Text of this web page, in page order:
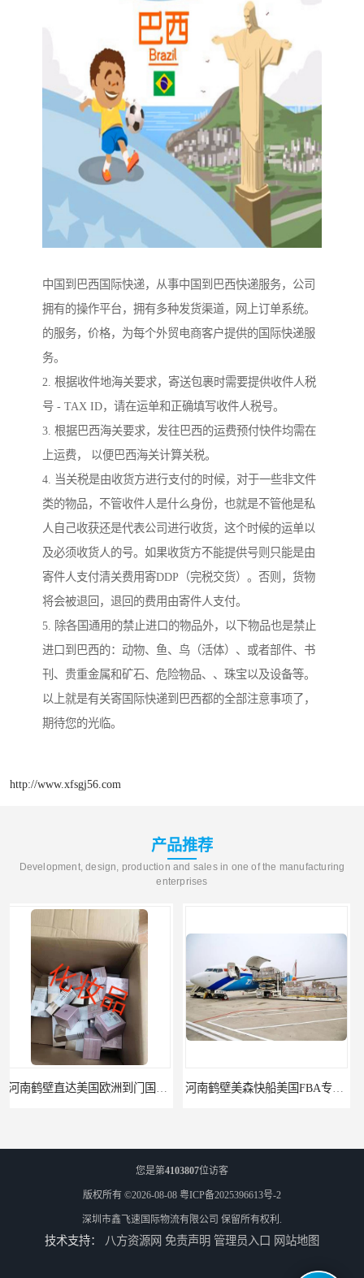
中国到巴西国际快递，从事中国到巴西快递服务，公司
拥有的操作平台，拥有多种发货渠道，网上订单系统。
的服务，价格，为每个外贸电商客户提供的国际快递服
务。
2. 根据收件地海关要求，寄送包裹时需要提供收件人税
号 - TAX ID，请在运单和正确填写收件人税号。
3. 根据巴西海关要求，发往巴西的运费预付快件均需在
上运费， 以便巴西海关计算关税。
4. 当关税是由收货方进行支付的时候，对于一些非文件
类的物品，不管收件人是什么身份，也就是不管他是私
人自己收获还是代表公司进行收货，这个时候的运单以
及必须收货人的号。如果收货方不能提供号则只能是由
寄件人支付清关费用寄DDP（完税交货）。否则，货物
将会被退回，退回的费用由寄件人支付。
5. 除各国通用的禁止进口的物品外，以下物品也是禁止
进口到巴西的：动物、鱼、鸟（活体）、或者部件、书
刊、贵重金属和矿石、危险物品、、珠宝以及设备等。
以上就是有关寄国际快递到巴西都的全部注意事项了，
期待您的光临。
http://www.xfsgj56.com
产品推荐
Development, design, production and sales in one of the manufacturing
enterprises
您是第4103807位访客
版权所有 ©2026-08-08 粤ICP备2025396613号-2
深圳市鑫飞速国际物流有限公司 保留所有权利.
技术支持： 八方资源网 免责声明 管理员入口 网站地图